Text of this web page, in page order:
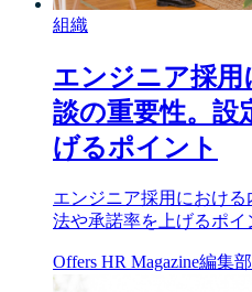
組織
エンジニア採
談の重要性。設
げるポイント
エンジニア採用におけ
法や承諾率を上げるポイ
Offers HR Magazine編集部